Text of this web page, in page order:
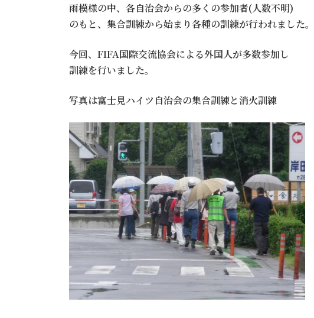
雨模様の中、各自治会からの多くの参加者(人数不明)
のもと、集合訓練から始まり各種の訓練が行われました。
今回、FIFA国際交流協会による外国人が多数参加し
訓練を行いました。
写真は富士見ハイツ自治会の集合訓練と消火訓練